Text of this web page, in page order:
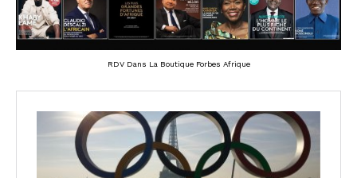
RDV Dans La Boutique Forbes Afrique